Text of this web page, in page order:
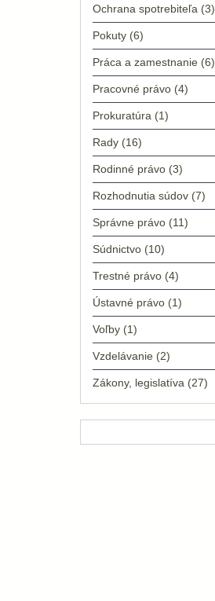
Ochrana spotrebiteľa (3)
Pokuty (6)
Práca a zamestnanie (6)
Pracovné právo (4)
Prokuratúra (1)
Rady (16)
Rodinné právo (3)
Rozhodnutia súdov (7)
Správne právo (11)
Súdnictvo (10)
Trestné právo (4)
Ústavné právo (1)
Voľby (1)
Vzdelávanie (2)
Zákony, legislatíva (27)